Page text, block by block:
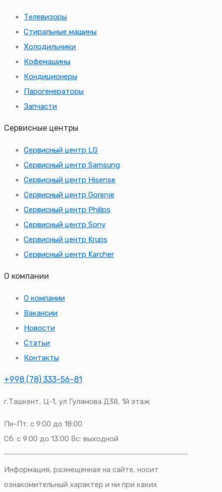
Телевизоры
Стиральные машины
Холодильники
Кофемашины
Кондиционеры
Парогенераторы
Запчасти
Сервисные центры
Сервисный центр LG
Сервисный центр Samsung
Сервисный центр Hisense
Сервисный центр Gorenje
Сервисный центр Philips
Сервисный центр Sony
Сервисный центр Krups
Сервисный центр Karcher
О компании
О компании
Вакансии
Новости
Статьи
Контакты
+998 (78) 333-56-81
г.Ташкент, Ц-1, ул Гулямова Д38, 1й этаж
Пн-Пт: с 9:00 до 18:00
Сб: с 9:00 до 13:00 Вс: выходной
Информация, размещенная на сайте, носит
ознакомительный характер и ни при каких